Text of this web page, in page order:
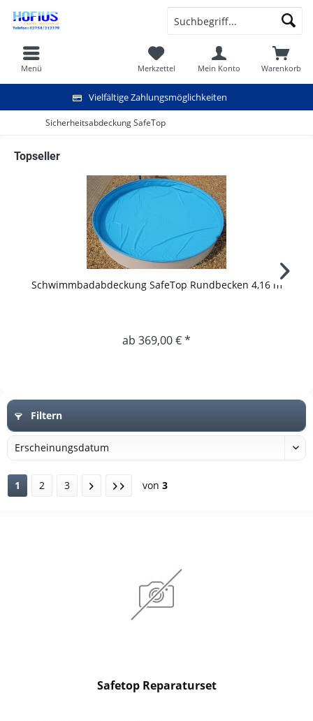
Vielfältige Zahlungsmöglichkeiten
Warenkorb
Merkzettel Mein Konto
Menü
Sicherheitsabdeckung SafeTop
Topseller
Schwimmbadabdeckung SafeTop Rundbecken 4,16 m
ab 369,00 € *
Filtern
1 2 3 von 3
Safetop Reparaturset